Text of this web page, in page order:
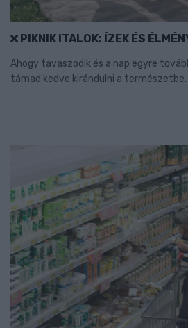
PIKNIK ITALOK: ÍZEK ÉS
Ahogy tavaszodik és a nap egyre
támad kedve kirándulni a természetbe.